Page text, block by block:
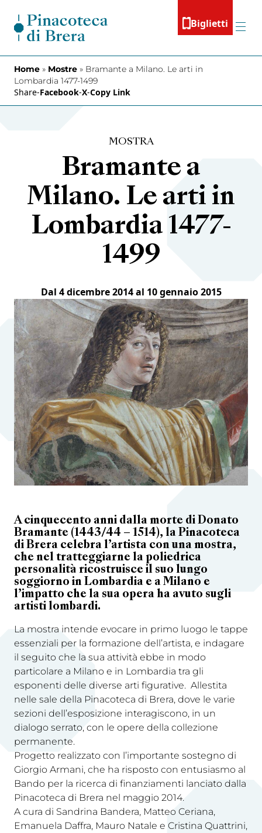
Biglietti
Menu
Home » Mostre » Bramante a Milano. Le arti in
Lombardia 1477-1499
Share-Facebook-X-Copy Link
MOSTRA
Bramante a
Milano. Le arti in
Lombardia 1477-
1499
Dal 4 dicembre 2014 al 10 gennaio 2015
A cinquecento anni dalla morte di Donato
Bramante (1443/44 – 1514), la Pinacoteca
di Brera celebra l’artista con una mostra,
che nel tratteggiarne la poliedrica
personalità ricostruisce il suo lungo
soggiorno in Lombardia e a Milano e
l’impatto che la sua opera ha avuto sugli
artisti lombardi.
La mostra intende evocare in primo luogo le tappe
essenziali per la formazione dell’artista, e indagare
il seguito che la sua attività ebbe in modo
particolare a Milano e in Lombardia tra gli
esponenti delle diverse arti figurative. Allestita
nelle sale della Pinacoteca di Brera, dove le varie
sezioni dell’esposizione interagiscono, in un
dialogo serrato, con le opere della collezione
permanente.
Progetto realizzato con l’importante sostegno di
Giorgio Armani, che ha risposto con entusiasmo al
Bando per la ricerca di finanziamenti lanciato dalla
Pinacoteca di Brera nel maggio 2014.
A cura di Sandrina Bandera, Matteo Ceriana,
Emanuela Daffra, Mauro Natale e Cristina Quattrini,